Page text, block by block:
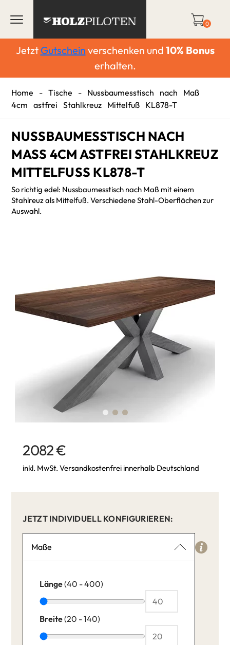
0
Jetzt Gutschein verschenken und 10% Bonus
erhalten.
Home - Tische - Nussbaumesstisch nach Maß
4cm astfrei Stahlkreuz Mittelfuß KL878-T
NUSSBAUMESSTISCH NACH
MASS 4CM ASTFREI STAHLKREUZ M
ITTELFUSS KL878-T
So richtig edel: Nussbaumesstisch nach Maß mit einem
Stahlreuz als Mittelfuß. Verschiedene Stahl-Oberflächen zur
Auswahl.
2082 €
inkl. MwSt. Versandkostenfrei innerhalb Deutschland
JETZT INDIVIDUELL KONFIGURIEREN:
Maße
Länge(40 - 400)
Breite(20 - 140)